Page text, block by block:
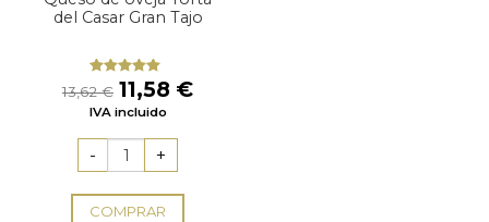
del Casar Gran Tajo
Valorado
con
4.67
de 5
13,62€ El
precio
era:
13,62 €.
11,58 €El
IVA incluido
COMPRAR